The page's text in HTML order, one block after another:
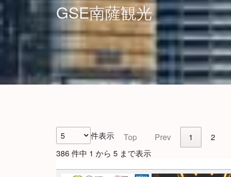
GSE南薩観光
件表示 Top Prev 1 2
386 件中 1 から 5 まで表示